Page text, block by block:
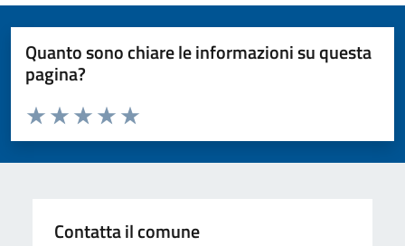
Quanto sono chiare le informazioni su questa
pagina?
Valuta da 1 a 5 stelle la pagina
Valuta 5 stelle su 5
Valuta 4 stelle su 5
Valuta 3 stelle su 5
Valuta 2 stelle su 5
Valuta 1 stelle su 5
Contatta il comune